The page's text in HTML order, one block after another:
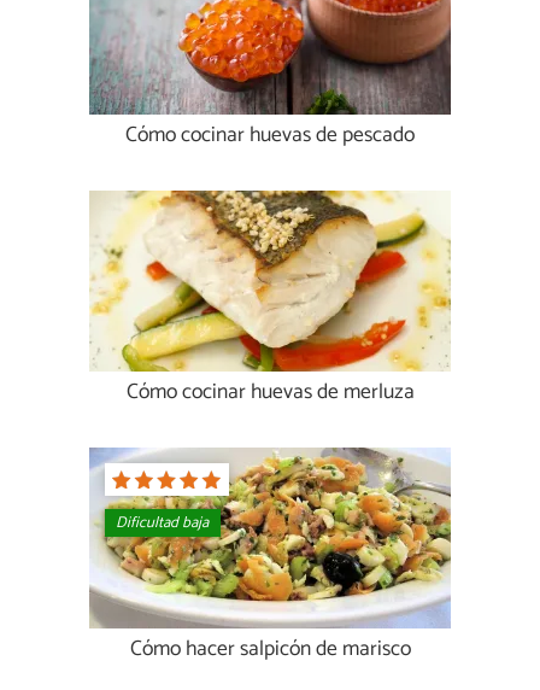
Cómo cocinar huevas de pescado
Cómo cocinar huevas de merluza
Dificultad baja
Cómo hacer salpicón de marisco